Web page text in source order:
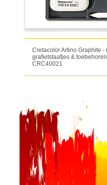
Cretacolor Artino Graphite
grafietstaafjes & toebehoren
CRC40021